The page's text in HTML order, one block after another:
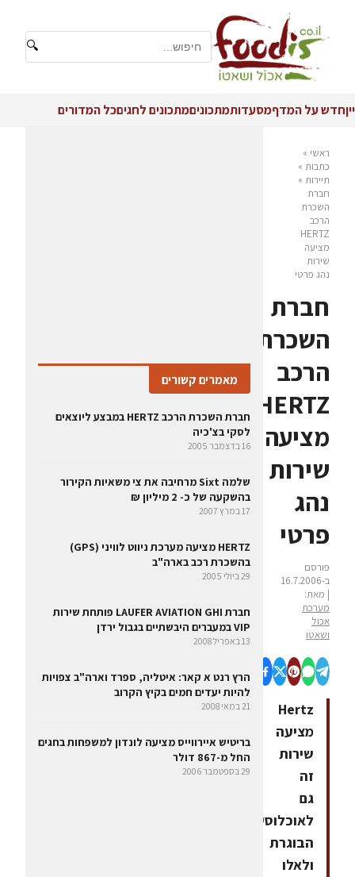
🔍
ייןחדש על המדףמסעדותמתכוניםמתכונים לחגיםכל המדורים
ראשי »
כתבות »
תיירות »
חברת
השכרת
הרכב
HERTZ
מציעה
שירות
נהג פרטי
חברת
השכרת
הרכב
HERTZ
מציעה
שירות
נהג
פרטי
פורסם
ב-16.7.2006
| מאת:
מערכת
אכול
ושאטו
Hertz
מציעה
שירות
זה
גם
לאוכלוסיה
הבוגרת
ולאלו
מאמרים קשורים
חברת השכרת הרכב HERTZ במבצע ליוצאים
לסקי בצ'כיה
16 בדצמבר 2005
שלמה Sixt מרחיבה את צי משאיות הקירור
בהשקעה של כ- 2 מיליון ₪
17 במרץ 2007
HERTZ מציעה מערכת ניווט לוויני (GPS)
בהשכרת רכב בארה"ב
29 ביולי 2005
חברת LAUFER AVIATION GHI פותחת שירות
VIP במעברים היבשתיים בגבול ירדן
13 באפריל 2008
הרץ רנט א קאר: איטליה, ספרד וארה"ב צפויות
להיות יעדים חמים בקיץ הקרוב
21 במאי 2008
בריטיש איירווייס מציעה לונדון למשפחות בחגים
החל מ-867 דולר
29 בספטמבר 2006